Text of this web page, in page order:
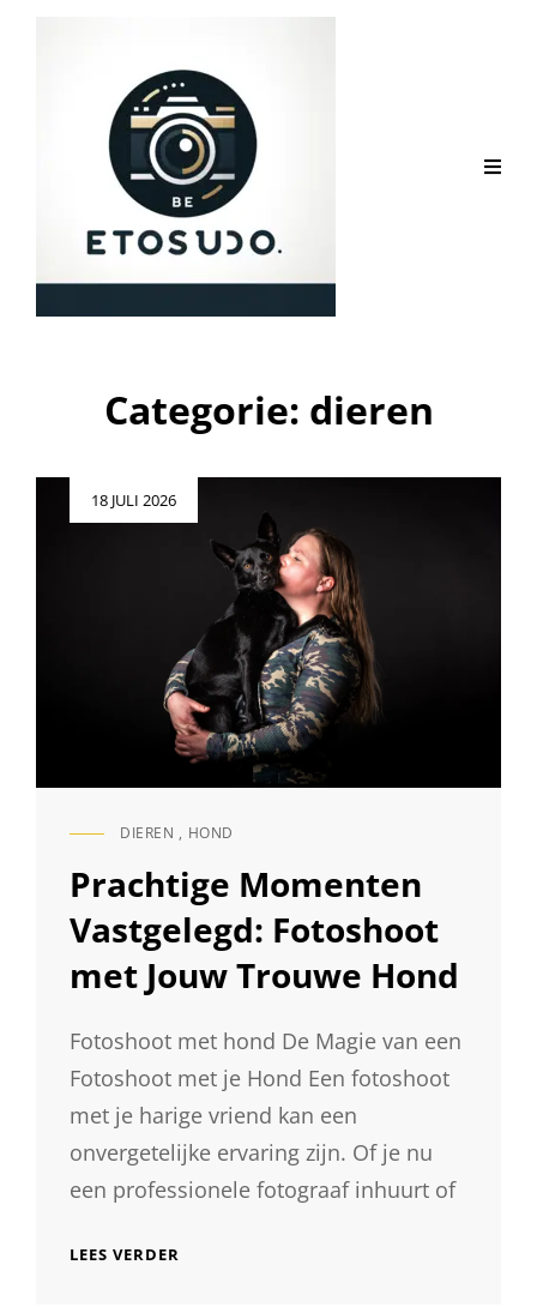
Categorie: dieren
18 JULI 2026
CAT
DIEREN , HOND
Prachtige Momenten
Vastgelegd: Fotoshoot
met Jouw Trouwe Hond
Fotoshoot met hond De Magie van een
Fotoshoot met je Hond Een fotoshoot
met je harige vriend kan een
onvergetelijke ervaring zijn. Of je nu
een professionele fotograaf inhuurt of
LEES VERDER